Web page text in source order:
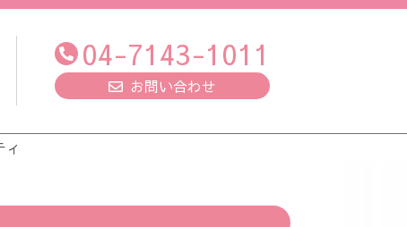
04-7143-1011
お問い合わせ